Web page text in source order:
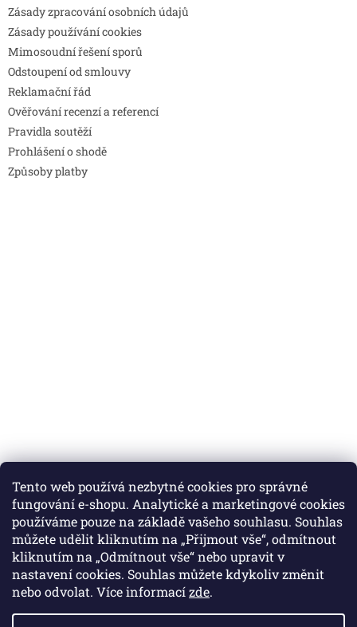
Tento web používá nezbytné cookies pro správné
fungování e-shopu. Analytické a marketingové cookies
používáme pouze na základě vašeho souhlasu. Souhlas
můžete udělit kliknutím na „Přijmout vše“, odmítnout
kliknutím na „Odmítnout vše“ nebo upravit v
nastavení cookies. Souhlas můžete kdykoliv změnit
nebo odvolat. Více informacízde.
Zásady zpracování osobních údajů
Zásady používání cookies
Mimosoudní řešení sporů
Odstoupení od smlouvy
Reklamační řád
Ověřování recenzí a referencí
Pravidla soutěží
Prohlášení o shodě
Způsoby platby
Instagram